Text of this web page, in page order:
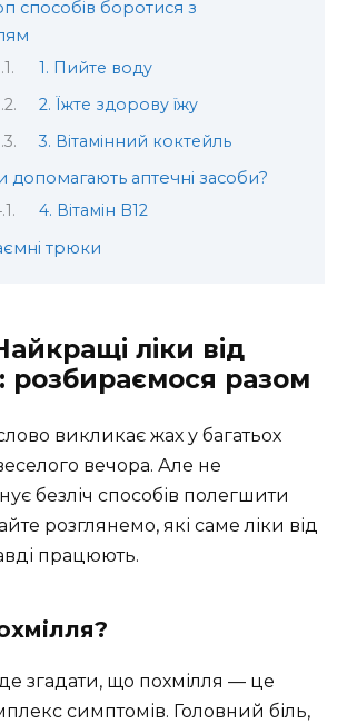
способів боротися з
1. Пийте воду
2. Їжте здорову їжу
3. Вітамінний коктейль
допомагають аптечні засоби?
4. Вітамін B12
трюки
ліки від
розбираємося разом
викликає жах у багатьох
вечора. Але не
безліч способів полегшити
розглянемо, які саме ліки від
працюють.
згадати, що похмілля — це
симптомів. Головний біль,